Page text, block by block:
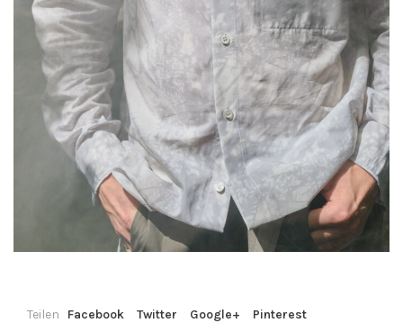
Teilen Facebook Twitter Google+ Pinterest